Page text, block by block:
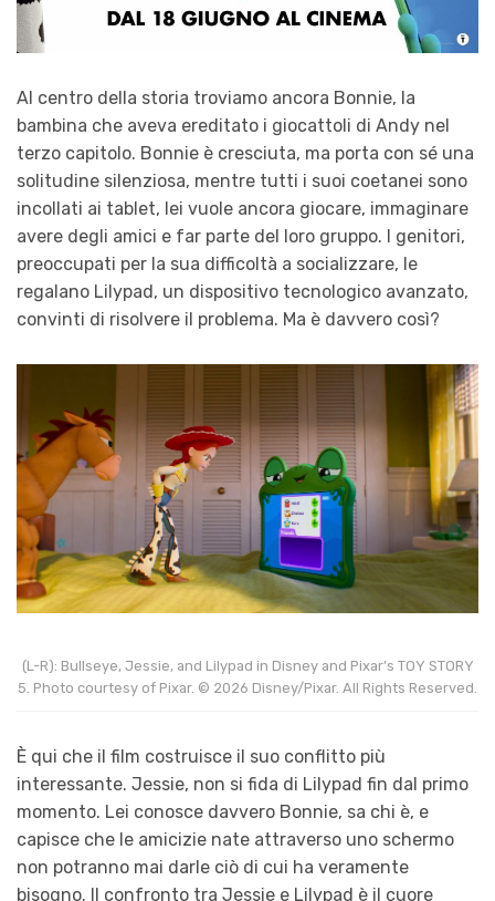
Al centro della storia troviamo ancora Bonnie, la
bambina che aveva ereditato i giocattoli di Andy nel
terzo capitolo. Bonnie è cresciuta, ma porta con sé una
solitudine silenziosa, mentre tutti i suoi coetanei sono
incollati ai tablet, lei vuole ancora giocare, immaginare
avere degli amici e far parte del loro gruppo. I genitori,
preoccupati per la sua difficoltà a socializzare, le
regalano Lilypad, un dispositivo tecnologico avanzato,
convinti di risolvere il problema. Ma è davvero così?
(L-R): Bullseye, Jessie, and Lilypad in Disney and Pixar’s TOY STORY
5. Photo courtesy of Pixar. © 2026 Disney/Pixar. All Rights Reserved.
È qui che il film costruisce il suo conflitto più
interessante. Jessie, non si fida di Lilypad fin dal primo
momento. Lei conosce davvero Bonnie, sa chi è, e
capisce che le amicizie nate attraverso uno schermo
non potranno mai darle ciò di cui ha veramente
bisogno. Il confronto tra Jessie e Lilypad è il cuore